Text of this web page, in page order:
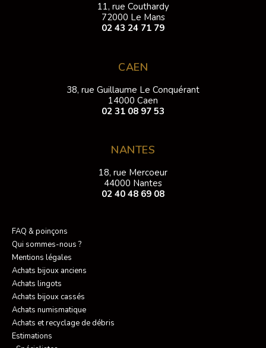
11, rue Couthardy
72000 Le Mans
02 43 24 71 79
CAEN
38, rue Guillaume Le Conquérant
14000 Caen
02 31 08 97 53
NANTES
18, rue Mercoeur
44000 Nantes
02 40 48 69 08
FAQ & poinçons
Qui sommes-nous ?
Mentions légales
Achats bijoux anciens
Achats lingots
Achats bijoux cassés
Achats numismatique
Achats et recyclage de débris
Estimations